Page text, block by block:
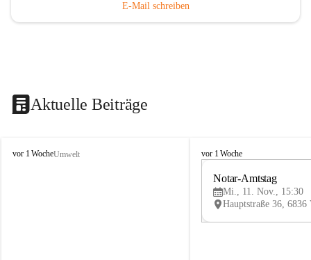
E-Mail schreiben
Aktuelle Beiträge
V
vor 1 WocheUmwelt
V
vor 1 Woche
Notar-Amtstag
Mi., 11. Nov., 15:30